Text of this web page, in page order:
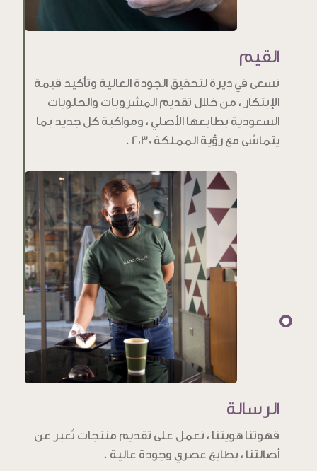
القيم
نسعى في ديرة لتحقيق الجودة العالية وتأكيد قيمة
الإبتكار ، من خلال تقديم المشروبات والحلويات
السعودية بطابعها الأصلي ، ومواكبة كل جديد بما
يتماشى مع رؤية المملكة 2030 .
الرسالة
قهوتنا هويتنا ، نعمل على تقديم منتجات تُعبر عن
أصالتنا ، بطابع عصري وجودة عالية .